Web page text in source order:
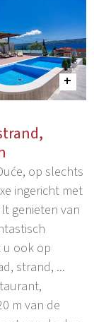
op slechts
ingericht met
genieten van
u ook op
strand, ...
m van de